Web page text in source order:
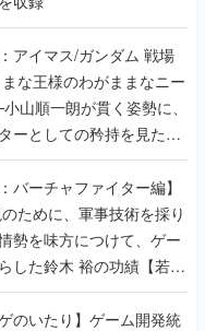
イマス/ガンダム 戦場
な王様のわがままなニー
山順一朗が貫く姿勢に、
ーとしての矜持を見た
終回】
バーチャファイター編】
のために、軍事技術を採り
勢を味方につけて、ゲー
した鈴木 裕の功績【若ゲ
のいたり】ゲーム開発統